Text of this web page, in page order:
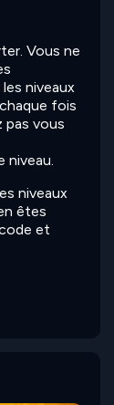
Vous ne
niveaux
fois
pas vous
niveau.
niveaux
êtes
et